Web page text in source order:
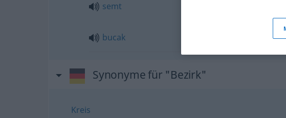
semt
bucak
Synonyme für "Bezirk"
Kreis